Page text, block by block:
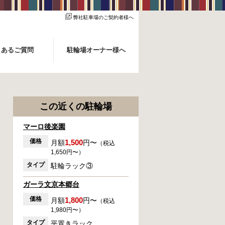
弊社駐車場のご契約者様へ
るご質問 駐輪場オーナー様へ
この近くの駐輪場
マーロ後楽園
価格 月額1,500円〜 （税込
1,650円〜）
タイプ
駐輪ラック③
ガーラ文京本郷台
価格 月額1,800円〜 （税込
1,980円〜）
タイプ